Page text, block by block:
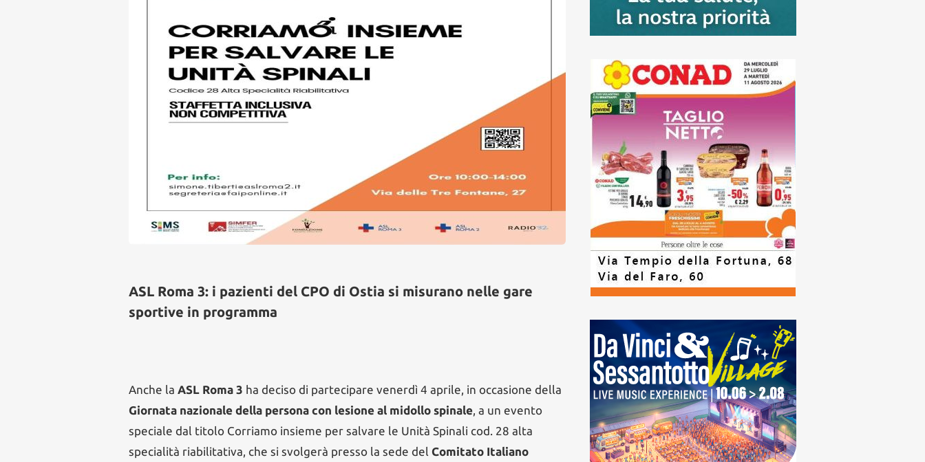
ASL Roma 3: i pazienti del CPO di Ostia si misurano nelle gare
sportive in programma
Anche la ASL Roma 3 ha deciso di partecipare venerdì 4 aprile, in occasione della
Giornata nazionale della persona con lesione al midollo spinale, a un evento
speciale dal titolo Corriamo insieme per salvare le Unità Spinali cod. 28 alta
specialità riabilitativa, che si svolgerà presso la sede del Comitato Italiano